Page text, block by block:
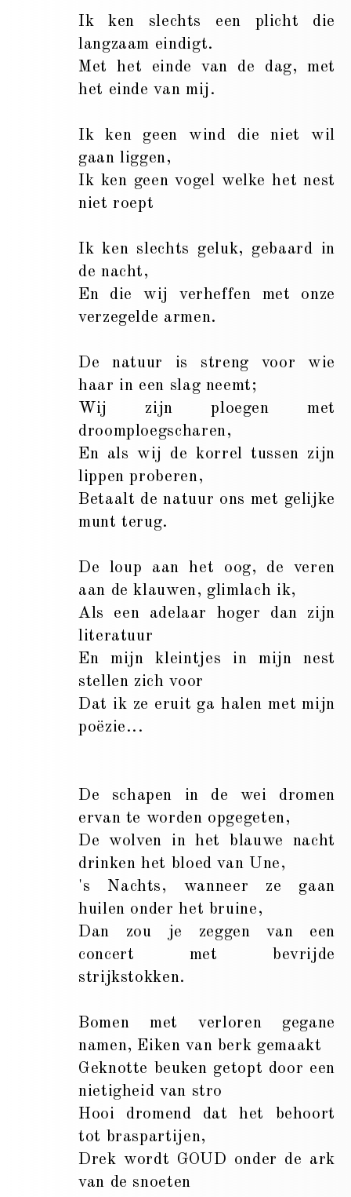
Ik ken slechts een plicht die
langzaam eindigt.
Met het einde van de dag, met
het einde van mij.
Ik ken geen wind die niet wil
gaan liggen,
Ik ken geen vogel welke het nest
niet roept
Ik ken slechts geluk, gebaard in
de nacht,
En die wij verheffen met onze
verzegelde armen.
De natuur is streng voor wie
haar in een slag neemt;
Wij zijn ploegen met
droomploegscharen,
En als wij de korrel tussen zijn
lippen proberen,
Betaalt de natuur ons met gelijke
munt terug.
De loup aan het oog, de veren
aan de klauwen, glimlach ik,
Als een adelaar hoger dan zijn
literatuur
En mijn kleintjes in mijn nest
stellen zich voor
Dat ik ze eruit ga halen met mijn
poëzie...
De schapen in de wei dromen
ervan te worden opgegeten,
De wolven in het blauwe nacht
drinken het bloed van Une,
's Nachts, wanneer ze gaan
huilen onder het bruine,
Dan zou je zeggen van een
concert met bevrijde
strijkstokken.
Bomen met verloren gegane
namen, Eiken van berk gemaakt
Geknotte beuken getopt door een
nietigheid van stro
Hooi dromend dat het behoort
tot braspartijen,
Drek wordt GOUD onder de ark
van de snoeten